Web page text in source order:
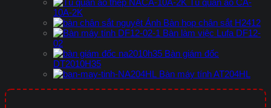
Tủ quần áo CA-
10A-2K
Bàn họp chân sắt H2412
Bàn làm việc Lufa DF12-
02
Bàn giám đốc
DT2010H35
Bàn máy tính AT204HL